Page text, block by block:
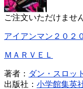
ご注文いただけませ
アイアンマン２０２
ＭＡＲＶＥＬ
著者： ダン・スロット
出版社： 小学館集英